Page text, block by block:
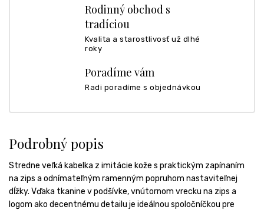
Rodinný obchod s
tradíciou
Kvalita a starostlivosť už dlhé
roky
Poradíme vám
Radi poradíme s objednávkou
Podrobný popis
Stredne veľká kabelka z imitácie kože s praktickým zapínaním
na zips a odnímateľným ramenným popruhom nastaviteľnej
dĺžky. Vďaka tkanine v podšívke, vnútornom vrecku na zips a
logom ako decentnému detailu je ideálnou spoločníčkou pre